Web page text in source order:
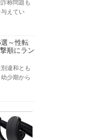
称問題も
えてい
～性転
順にラン
違和とも
少期から